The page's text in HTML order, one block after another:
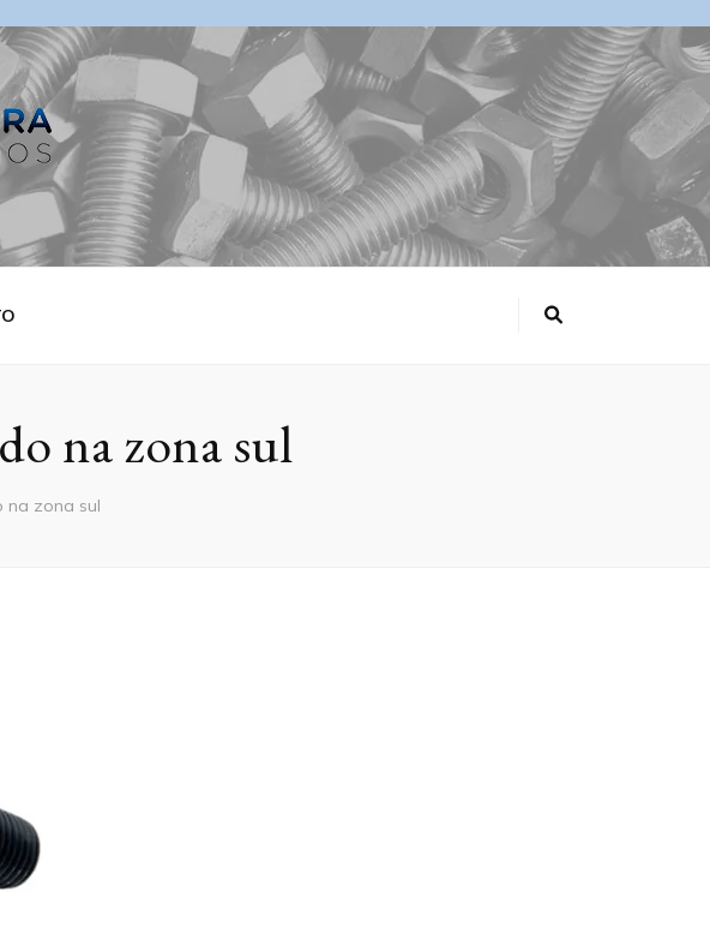
na zona sul
na zona sul